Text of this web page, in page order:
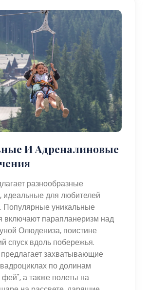
И Адреналиновые
разнообразные
для любителей
Популярные уникальные
включают парапланеризм над
Олюдениза, поистине
спуск вдоль побережья.
захватывающие
по долинам
а также полеты на